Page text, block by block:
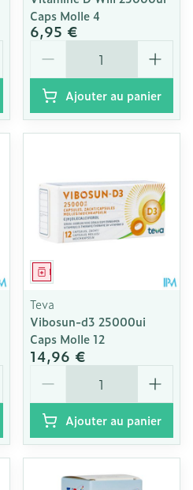
Caps Molle 4
6,95 €
Ajouter au panier
Médicament
Teva
Vibosun-d3 25000ui
Caps Molle 12
14,96 €
Ajouter au panier